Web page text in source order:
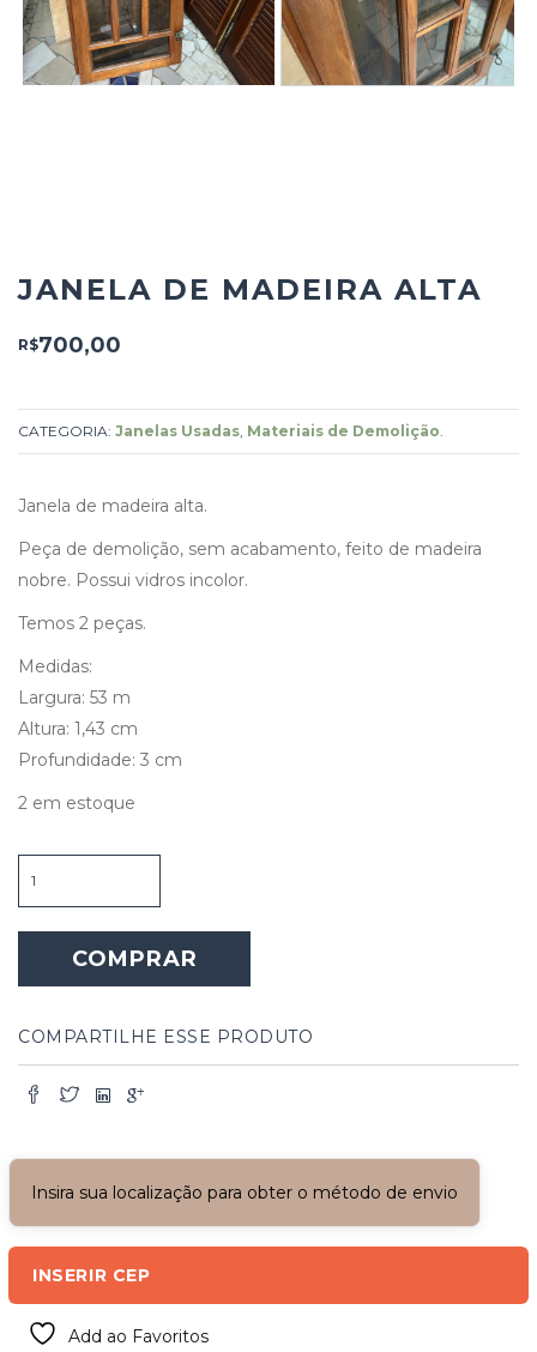
JANELA DE MADEIRA ALTA
R$700,00
CATEGORIA: Janelas Usadas Materiais de Demolição
Janela de madeira alta.
Peça de demolição, sem acabamento, feito de madeira
nobre. Possui vidros incolor.
Temos 2 peças.
Medidas:
Largura: 53 m
Altura: 1,43 cm
Profundidade: 3 cm
2 em estoque
de
Madeira
Alta
quantidadeCOMPRAR
COMPARTILHE ESSE PRODUTO
Insira sua localização para obter o método de envio
INSERIR CEP
Add ao Favoritos